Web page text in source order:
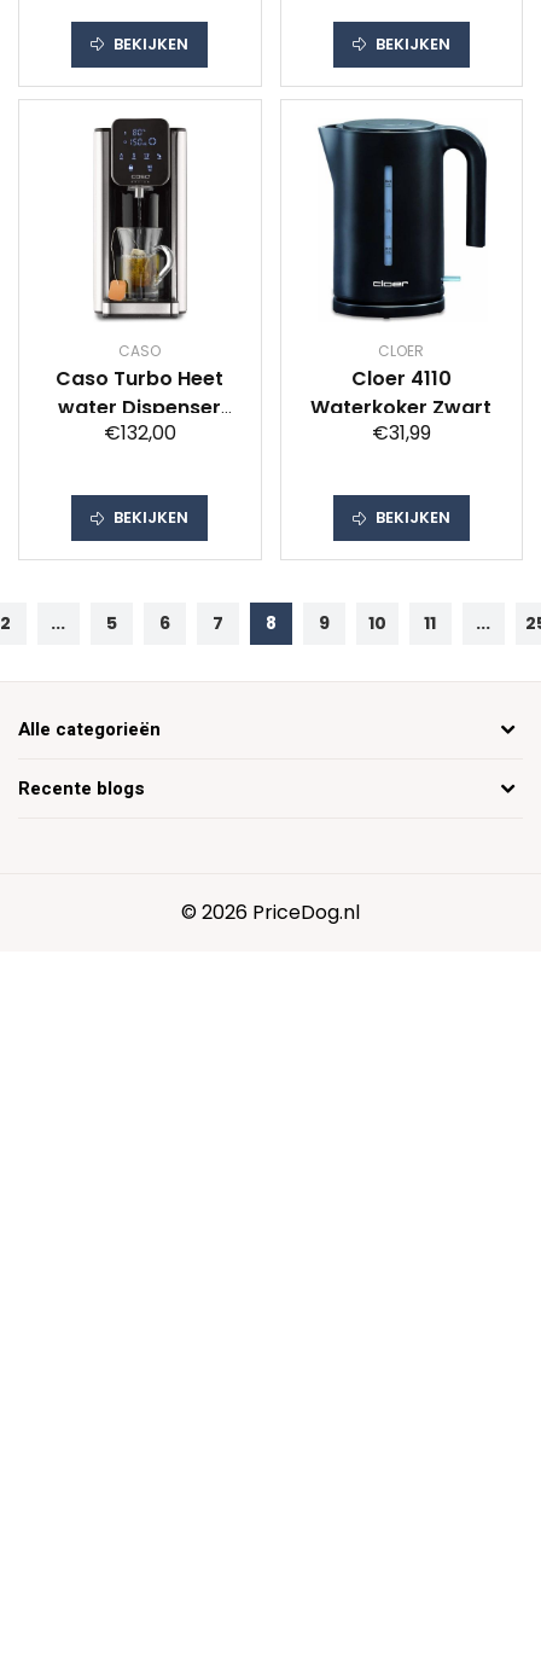
BEKIJKEN BEKIJKEN
CASO
Caso Turbo Heet
water Dispenser
2.7ltr Waterkoker
€132,00
BEKIJKEN
CLOER
Cloer 4110
Waterkoker Zwart
€31,99
BEKIJKEN
2 ... 5 6 7 8 9 10 11 ...
Recente blogs
Alle categorieën
© 2026 PriceDog.nl